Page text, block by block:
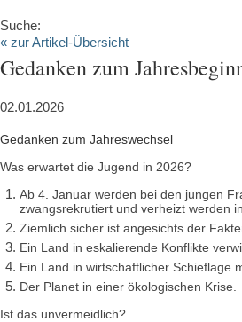
Suche:
« zur Artikel-Übersicht
Gedanken zum
02.01.2026
Gedanken zum Jahreswechsel
Was erwartet die Jugend in 2026?
Ab 4. Januar werden bei den jungen
zwangsrekrutiert und verheizt werden
Ziemlich sicher ist angesichts der
Ein Land in eskalierende Konflikte
Ein Land in wirtschaftlicher Schieflage
Der Planet in einer ökologischen Krise.
Ist das unvermeidlich?